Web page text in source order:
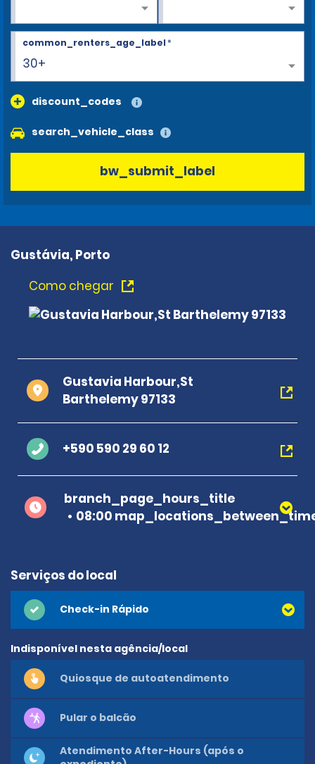
30+
common_renters_age_label*
discount_codes
search_vehicle_class
bw_submit_label
Gustávia, Porto
Como chegar
Gustavia Harbour,St
Barthelemy 97133
+590 590 29 60 12
branch_page_hours_title
08:00
Serviços do local
Check-in Rápido
Indisponível nesta agência/local
Quiosque de autoatendimento
Pular o balcão
Atendimento After-Hours (após o